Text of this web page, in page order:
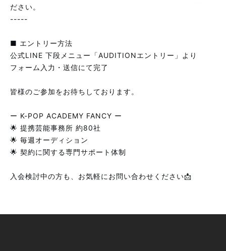
ださい。
-----
■ エントリー方法
公式LINE 下段メニュー「AUDITIONエントリー」より
フォーム入力・送信にて完了
皆様のご参加をお待ちしております。
ー K-POP ACADEMY FANCY ー
🌟 提携芸能事務所 約80社
🌟 毎週オーディション
🌟 契約に関する専門サポート体制
入会検討中の方も、お気軽にお問い合わせください📩